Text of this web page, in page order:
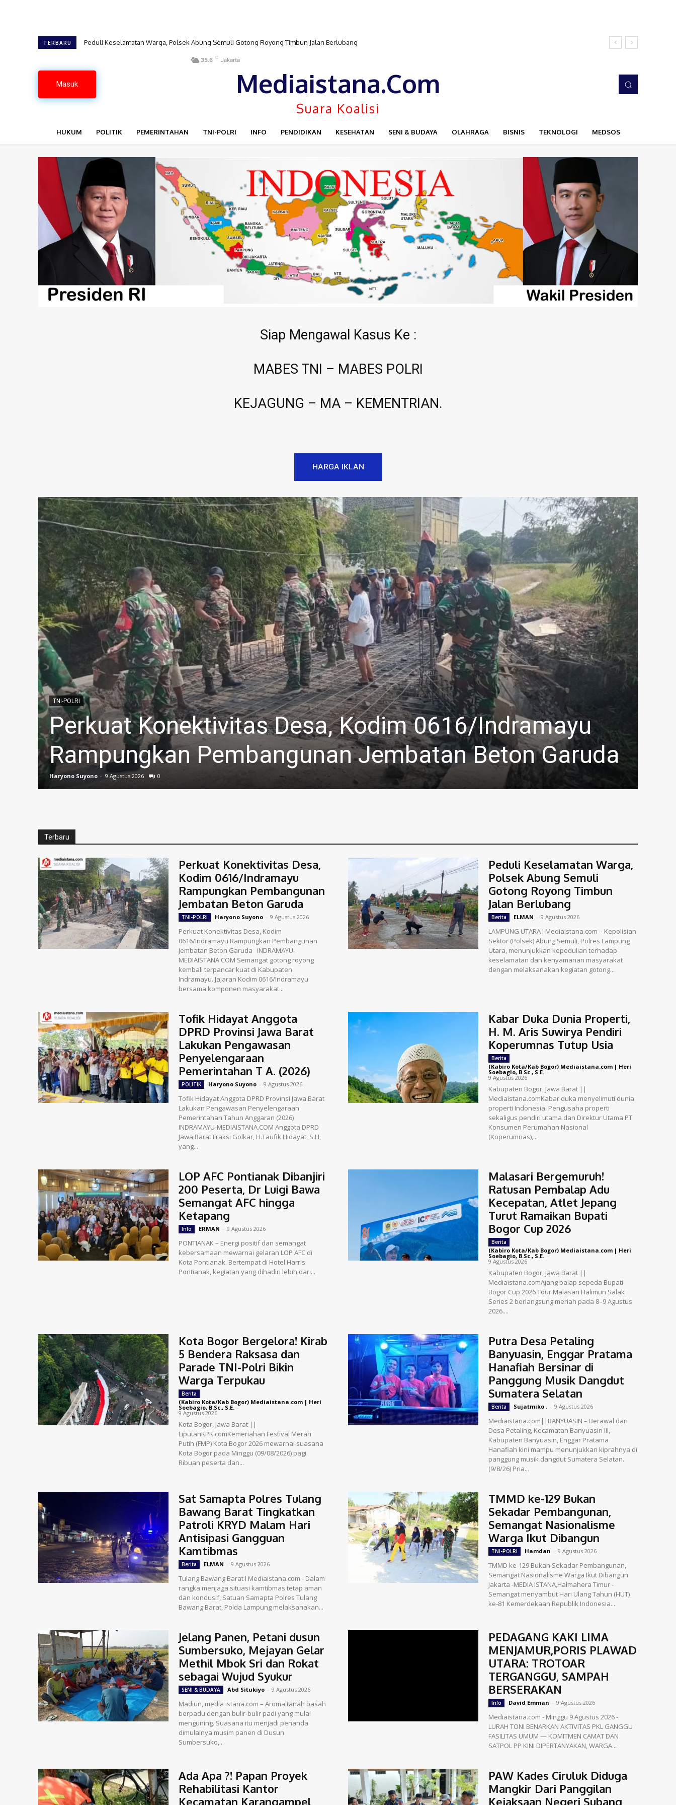
TERBARU Tofik Hidayat Anggota DPRD Provinsi Jawa Barat Lakukan Pengawasan Penyelengaraan Pemerintahan T A. (2026)
Masuk
35.6 C Jakarta
Mediaistana.Com
Suara Koalisi
HUKUM POLITIK PEMERINTAHAN TNI-POLRI INFO PENDIDIKAN KESEHATAN SENI & BUDAYA OLAHRAGA BISNIS TEKNOLOGI MEDSOS
Siap Mengawal Kasus Ke :
MABES TNI – MABES POLRI
KEJAGUNG – MA – KEMENTRIAN.
HARGA IKLAN
BERITA
Peduli Keselamatan Warga, Polsek Abung Semuli
Gotong Royong Timbun Jalan Berlubang
ELMAN - 9 Agustus 2026 0
Terbaru
Perkuat Konektivitas Desa,
Kodim 0616/Indramayu
Rampungkan Pembangunan
Jembatan Beton Garuda
TNI-POLRI Haryono Suyono - 9 Agustus 2026
​Perkuat Konektivitas Desa, Kodim
0616/Indramayu Rampungkan Pembangunan
Jembatan Beton Garuda ​ ​ ​INDRAMAYU-
MEDIAISTANA.COM Semangat gotong royong
kembali terpancar kuat di Kabupaten
Indramayu. Jajaran Kodim 0616/Indramayu
bersama komponen masyarakat...
Peduli Keselamatan Warga,
Polsek Abung Semuli
Gotong Royong Timbun
Jalan Berlubang
Berita ELMAN - 9 Agustus 2026
LAMPUNG UTARA l Mediaistana.com – Kepolisian
Sektor (Polsek) Abung Semuli, Polres Lampung
Utara, menunjukkan kepedulian terhadap
keselamatan dan kenyamanan masyarakat
dengan melaksanakan kegiatan gotong...
Tofik Hidayat Anggota
DPRD Provinsi Jawa Barat
Lakukan Pengawasan
Penyelengaraan
Pemerintahan T A. (2026)
POLITIK Haryono Suyono - 9 Agustus 2026
Tofik Hidayat Anggota DPRD Provinsi Jawa Barat
Lakukan Pengawasan Penyelengaraan
Pemerintahan Tahun Anggaran (2026)
INDRAMAYU-MEDIAISTANA.COM Anggota DPRD
Jawa Barat Fraksi Golkar, H.Taufik Hidayat, S.H,
yang...
Kabar Duka Dunia Properti,
H. M. Aris Suwirya Pendiri
Koperumnas Tutup Usia
Berita
(Kabiro Kota/Kab Bogor) Mediaistana.com | Heri
Soebagio, B.Sc., S.E. -
9 Agustus 2026
Kabupaten Bogor, Jawa Barat ||
Mediaistana.comKabar duka menyelimuti dunia
properti Indonesia. Pengusaha properti
sekaligus pendiri utama dan Direktur Utama PT
Konsumen Perumahan Nasional
(Koperumnas),...
LOP AFC Pontianak Dibanjiri
200 Peserta, Dr Luigi Bawa
Semangat AFC hingga
Ketapang
Info ERMAN - 9 Agustus 2026
PONTIANAK – Energi positif dan semangat
kebersamaan mewarnai gelaran LOP AFC di
Kota Pontianak. Bertempat di Hotel Harris
Pontianak, kegiatan yang dihadiri lebih dari...
Malasari Bergemuruh!
Ratusan Pembalap Adu
Kecepatan, Atlet Jepang
Turut Ramaikan Bupati
Bogor Cup 2026
Berita
(Kabiro Kota/Kab Bogor) Mediaistana.com | Heri
Soebagio, B.Sc., S.E. -
9 Agustus 2026
Kabupaten Bogor, Jawa Barat ||
Mediaistana.comAjang balap sepeda Bupati
Bogor Cup 2026 Tour Malasari Halimun Salak
Series 2 berlangsung meriah pada 8–9 Agustus
2026....
Kota Bogor Bergelora! Kirab
5 Bendera Raksasa dan
Parade TNI-Polri Bikin
Warga Terpukau
Berita
(Kabiro Kota/Kab Bogor) Mediaistana.com | Heri
Soebagio, B.Sc., S.E. -
9 Agustus 2026
Kota Bogor, Jawa Barat ||
LiputanKPK.comKemeriahan Festival Merah
Putih (FMP) Kota Bogor 2026 mewarnai suasana
Kota Bogor pada Minggu (09/08/2026) pagi.
Ribuan peserta dan...
Putra Desa Petaling
Banyuasin, Enggar Pratama
Hanafiah Bersinar di
Panggung Musik Dangdut
Sumatera Selatan
Berita Sujatmiko . - 9 Agustus 2026
Mediaistana.com||BANYUASIN – Berawal dari
Desa Petaling, Kecamatan Banyuasin III,
Kabupaten Banyuasin, Enggar Pratama
Hanafiah kini mampu menunjukkan kiprahnya di
panggung musik dangdut Sumatera Selatan.
(9/8/26) Pria...
Sat Samapta Polres Tulang
Bawang Barat Tingkatkan
Patroli KRYD Malam Hari
Antisipasi Gangguan
Kamtibmas
Berita ELMAN - 9 Agustus 2026
Tulang Bawang Barat l Mediaistana.com - Dalam
rangka menjaga situasi kamtibmas tetap aman
dan kondusif, Satuan Samapta Polres Tulang
Bawang Barat, Polda Lampung melaksanakan...
TMMD ke-129 Bukan
Sekadar Pembangunan,
Semangat Nasionalisme
Warga Ikut Dibangun
TNI-POLRI Hamdan - 9 Agustus 2026
TMMD ke-129 Bukan Sekadar Pembangunan,
Semangat Nasionalisme Warga Ikut Dibangun
Jakarta -MEDIA ISTANA,Halmahera Timur -
Semangat menyambut Hari Ulang Tahun (HUT)
ke-81 Kemerdekaan Republik Indonesia...
Jelang Panen, Petani dusun
Sumbersuko, Mejayan Gelar
Methil Mbok Sri dan Rokat
sebagai Wujud Syukur
SENI & BUDAYA Abd Situkiyo - 9 Agustus 2026
Madiun, media istana.com – Aroma tanah basah
berpadu dengan bulir-bulir padi yang mulai
menguning. Suasana itu menjadi penanda
dimulainya musim panen di Dusun
Sumbersuko,...
PEDAGANG KAKI LIMA
MENJAMUR,PORIS PLAWAD
UTARA: TROTOAR
TERGANGGU, SAMPAH
BERSERAKAN
Info David Emman - 9 Agustus 2026
Mediaistana.com - Minggu 9 Agustus 2026 -
LURAH TONI BENARKAN AKTIVITAS PKL GANGGU
FASILITAS UMUM — KOMITMEN CAMAT DAN
SATPOL PP KINI DIPERTANYAKAN, WARGA...
Ada Apa ?! Papan Proyek
Rehabilitasi Kantor
Kecamatan Karangampel
PAW Kades Ciruluk Diduga
Mangkir Dari Panggilan
Kejaksaan Negeri Subang